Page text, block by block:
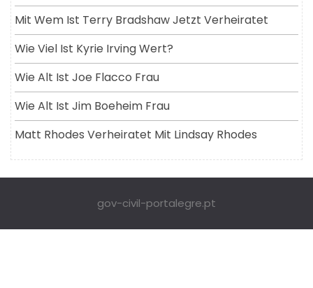
Mit Wem Ist Terry Bradshaw Jetzt Verheiratet
Wie Viel Ist Kyrie Irving Wert?
Wie Alt Ist Joe Flacco Frau
Wie Alt Ist Jim Boeheim Frau
Matt Rhodes Verheiratet Mit Lindsay Rhodes
gov-civil-portalegre.pt